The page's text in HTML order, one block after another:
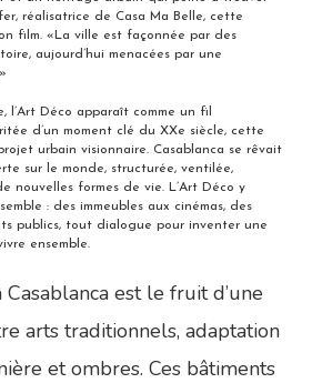
réalisatrice de Casa Ma Belle, cette
film. «La ville est façonnée par des
aujourd’hui menacées par une
l’Art Déco apparaît comme un fil
d’un moment clé du XXe siècle, cette
urbain visionnaire. Casablanca se rêvait
sur le monde, structurée, ventilée,
nouvelles formes de vie. L’Art Déco y
: des immeubles aux cinémas, des
publics, tout dialogue pour inventer une
ensemble.
Casablanca est le fruit d’une
arts traditionnels, adaptation
et ombres. Ces bâtiments